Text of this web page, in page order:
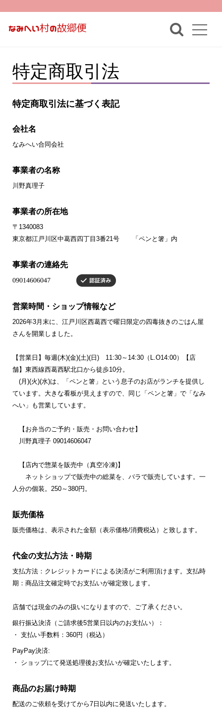
特定商取引法
特定商取引法に基づく表記
会社名
なみへい合同会社
事業者の名称
川野真理子
事業者の所在地
〒1340083
東京都江戸川区中葛西四丁目3番21号 「ペンと箸」内
事業者の連絡先
営業時間・ショップ情報など
2026年3月末に、江戸川区西葛西で曜日限定の四毒抜きのごはん屋
さんを開業しました。
【営業日】毎週(木)(金)(土)(日) 11:30～14:30（L.O14:00）【店
舗】東西線西葛西駅北口から徒歩10分。
(月)(火)(水)は、「ペンと箸」という息子のお店がランチを提供し
ています。大きな看板が見えますので、同じ「ペンと箸」で「なみ
へい」も営業しています。
【お弁当のご予約・販売・お問い合わせ】
川野真理子 09014606047
【店内で惣菜を販売中（真空冷凍)】
ネットショップで販売中の総菜を、バラで販売しています。一
人分の個装。250～380円。
販売価格
販売価格は、表示された金額（表示価格/消費税込）と致します。
代金の支払方法・時期
支払方法：クレジットカードによる決済がご利用頂けます。支払時
期：商品注文確定時でお支払いが確定致します。
店舗では現金のみの扱いになりますので、ご了承ください。
銀行振込決済（ご請求後5営業日以内のお支払い）：
・ 支払い手数料：360円（税込）
PayPay決済:
・ ショップにて発送処理後お支払いが確定いたします。
商品のお届け時期
配送のご依頼を受けてから7日以内に発送いたします。